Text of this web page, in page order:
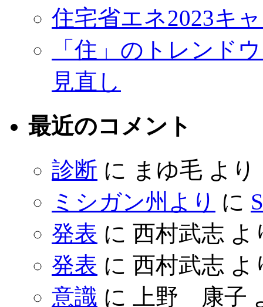
住宅省エネ2023キ
「住」のトレンド
見直し
最近のコメント
診断 に まゆ毛 より
ミシガン州より に
発表 に 西村武志 よ
発表 に 西村武志 よ
意識 に 上野 康子